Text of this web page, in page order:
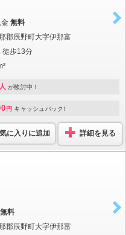
金 無料
郡辰野町大字伊那富
徒歩13分
が検討中！
円 キャッシュバック!
に入りに追加 詳細を見る
無料
郡辰野町大字伊那富